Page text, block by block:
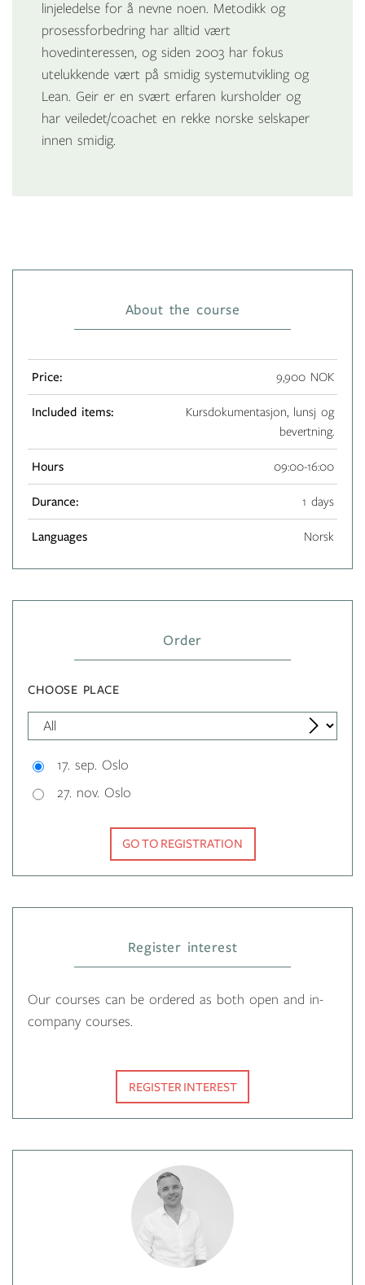
linjeledelse for å nevne noen. Metodikk og
prosessforbedring har alltid vært
hovedinteressen, og siden 2003 har fokus
utelukkende vært på smidig systemutvikling og
Lean. Geir er en svært erfaren kursholder og
har veiledet/coachet en rekke norske selskaper
innen smidig.
About the course
Price: 9,900 NOK
Included items:
Kursdokumentasjon, lunsj og
bevertning.
Hours 09:00-16:00
Durance: 1 days
Languages Norsk
Order
CHOOSE PLACE
17. sep. Oslo
27. nov. Oslo
GO TO REGISTRATION
Register interest
Our courses can be ordered as both open and in-
company courses.
REGISTER INTEREST